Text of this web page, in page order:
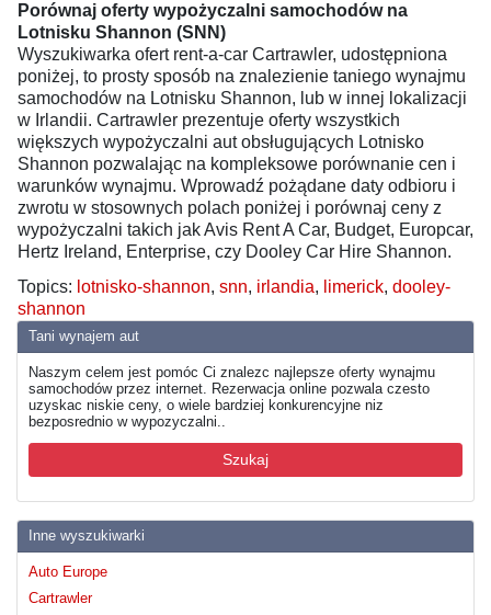
Tani wynajem aut
Naszym celem jest pomóc Ci znalezc najlepsze oferty wynajmu
samochodów przez internet. Rezerwacja online pozwala czesto
uzyskac niskie ceny, o wiele bardziej konkurencyjne niz
bezposrednio w wypozyczalni..
Szukaj
Inne wyszukiwarki
Auto Europe
Cartrawler
Porównaj oferty wypożyczalni samochodów na
Lotnisku Shannon (SNN)
Wyszukiwarka ofert rent-a-car Cartrawler, udostępniona
poniżej, to prosty sposób na znalezienie taniego wynajmu
samochodów na Lotnisku Shannon, lub w innej lokalizacji
w Irlandii. Cartrawler prezentuje oferty wszystkich
większych wypożyczalni aut obsługujących Lotnisko
Shannon pozwalając na kompleksowe porównanie cen i
warunków wynajmu. Wprowadź pożądane daty odbioru i
zwrotu w stosownych polach poniżej i porównaj ceny z
wypożyczalni takich jak Avis Rent A Car, Budget, Europcar,
Hertz Ireland, Enterprise, czy Dooley Car Hire Shannon.
Topics: lotnisko-shannon, snn, irlandia, limerick, dooley-
shannon